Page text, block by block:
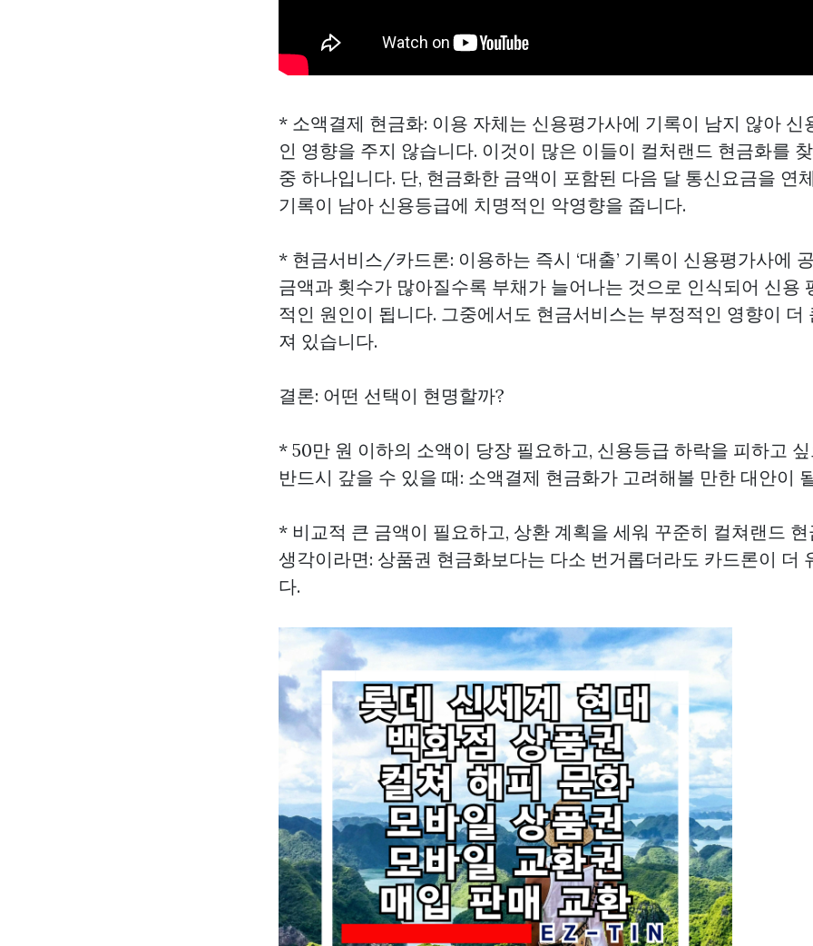
* 소액결제 현금화: 이용 자체는 신용평가사에 기록이 남지 않아 신
인 영향을 주지 않습니다. 이것이 많은 이들이 컬처랜드 현금화를
중 하나입니다. 단, 현금화한 금액이 포함된 다음 달 통신요금을 연
기록이 남아 신용등급에 치명적인 악영향을 줍니다.
* 현금서비스/카드론: 이용하는 즉시 ‘대출’ 기록이 신용평가사에
금액과 횟수가 많아질수록 부채가 늘어나는 것으로 인식되어 신용
적인 원인이 됩니다. 그중에서도 현금서비스는 부정적인 영향이 더
져 있습니다.
결론: 어떤 선택이 현명할까?
* 50만 원 이하의 소액이 당장 필요하고, 신용등급 하락을 피하고
반드시 갚을 수 있을 때: 소액결제 현금화가 고려해볼 만한 대안이
* 비교적 큰 금액이 필요하고, 상환 계획을 세워 꾸준히 컬쳐랜드
생각이라면: 상품권 현금화보다는 다소 번거롭더라도 카드론이 더
다.